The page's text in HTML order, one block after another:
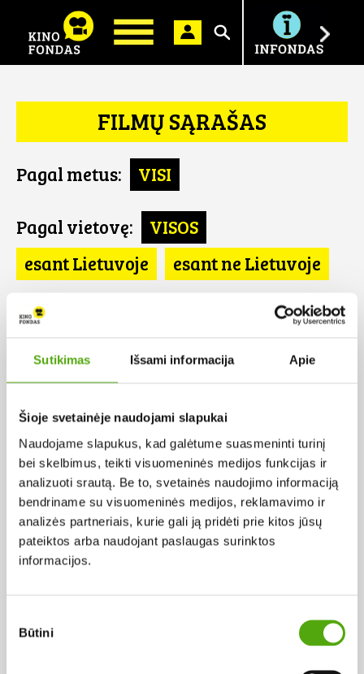
Sutikimas Išsami informacija Apie
Šioje svetainėje naudojami slapukai
Naudojame slapukus, kad galėtume suasmeninti turinį
bei skelbimus, teikti visuomeninės medijos funkcijas ir
analizuoti srautą. Be to, svetainės naudojimo informaciją
bendriname su visuomeninės medijos, reklamavimo ir
analizės partneriais, kurie gali ją pridėti prie kitos jūsų
pateiktos arba naudojant paslaugas surinktos
informacijos.
pasirinkimas
Būtini
Ieškoti
FILMŲ SĄRAŠAS
Pagal metus: VISI
Pagal vietovę:
VISOS
esant Lietuvoje
esant ne Lietuvoje
Pagal šalį:
Pietų Afrika
Pagal abėcėlę:
Rezultatų nerasta...